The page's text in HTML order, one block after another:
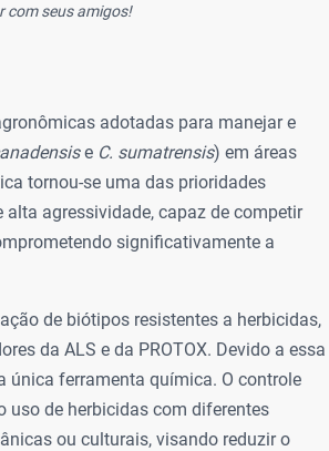
com seus amigos!
adotadas para manejar e
e C. sumatrensis) em áreas
tornou-se uma das prioridades
agressividade, capaz de competir
significativamente a
de biótipos resistentes a herbicidas,
da ALS e da PROTOX. Devido a essa
única ferramenta química. O controle
uso de herbicidas com diferentes
ou culturais, visando reduzir o